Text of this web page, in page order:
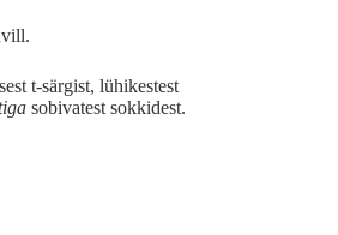
t-särgist, lühikestest
sobivatest sokkidest.